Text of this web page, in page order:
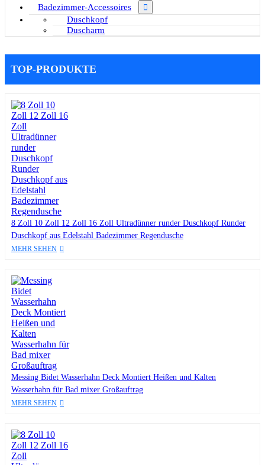
Badezimmer-Accessoires
Duschkopf
Duscharm
TOP-PRODUKTE
8 Zoll 10 Zoll 12 Zoll 16 Zoll Ultradünner runder Duschkopf Runder
Duschkopf aus Edelstahl Badezimmer Regendusche
MEHR SEHEN
Messing Bidet Wasserhahn Deck Montiert Heißen und Kalten
Wasserhahn für Bad mixer Großauftrag
MEHR SEHEN